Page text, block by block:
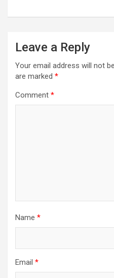
Leave a Reply
Your email address will not
are marked *
Comment *
Name *
Email *